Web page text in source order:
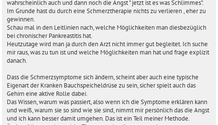
wahrscheinlich auch und dann noch die Angst " jetzt ist es was Schlimmes".
Im Grunde hast du durch eine Schmerztherapie nichts zu verlieren , eher zu
gewinnen.
Schau mal in den Leitlinien nach, welche Möglichkeiten man diesbezüglich
bei chronischer Pankreastitis hat.
Heutzutage wird man ja durch den Arzt nicht immer gut begleitet. Ich suche
mir raus, was zu tun ist und welche Möglichkeiten man hat und frage explizit
danach.
Dass die Schmerzsymptome sich ändern, scheint aber auch eine typische
Eigenart der Kranken Bauchspeicheldrüse zu sein, sicher spielt auch das
Gehirn eine aktive Rolle dabei.
Das Wissen, warum was passiert, also wenn ich die Symptome erklären kann
und weiß, warum sie so sind wie sie sind, nimmt mir persönlich das die Angst
und ich kann besser damit umgehen. Das ist ein Teil meiner Methode.